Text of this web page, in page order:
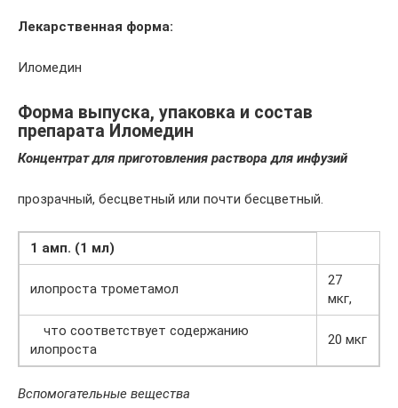
Лекарственная форма:
Иломедин
Форма выпуска, упаковка и состав
препарата Иломедин
Концентрат для приготовления раствора для инфузий
прозрачный, бесцветный или почти бесцветный.
1 амп. (1 мл)
илопроста трометамол
27
мкг,
что соответствует содержанию
илопроста
20 мкг
Вспомогательные вещества